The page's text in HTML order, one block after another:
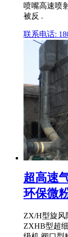
喷嘴高速喷
被反 .
联系电话:
超高速
环保微
ZX/H型旋风
ZXHB型超